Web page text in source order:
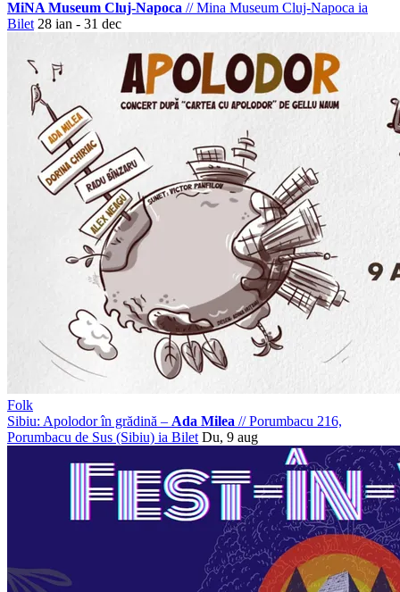
MiNA Museum Cluj-Napoca //Mina Museum Cluj-Napoca ia
Bilet 28 ian - 31 dec
Folk
Sibiu: Apolodor în grădină – Ada Milea //Porumbacu 216,
Porumbacu de Sus (Sibiu) ia Bilet Du, 9 aug